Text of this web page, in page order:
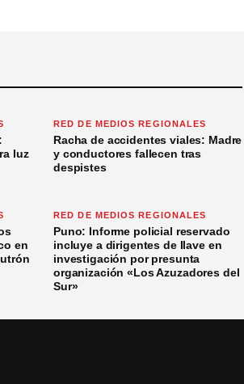
luz
RED DE MEDIOS REGIONALES
Racha de accidentes viales: Madre
y conductores fallecen tras
despistes
en
RED DE MEDIOS REGIONALES
Puno: Informe policial reservado
incluye a dirigentes de Ilave en
investigación por presunta
organización «Los Azuzadores del
Sur»